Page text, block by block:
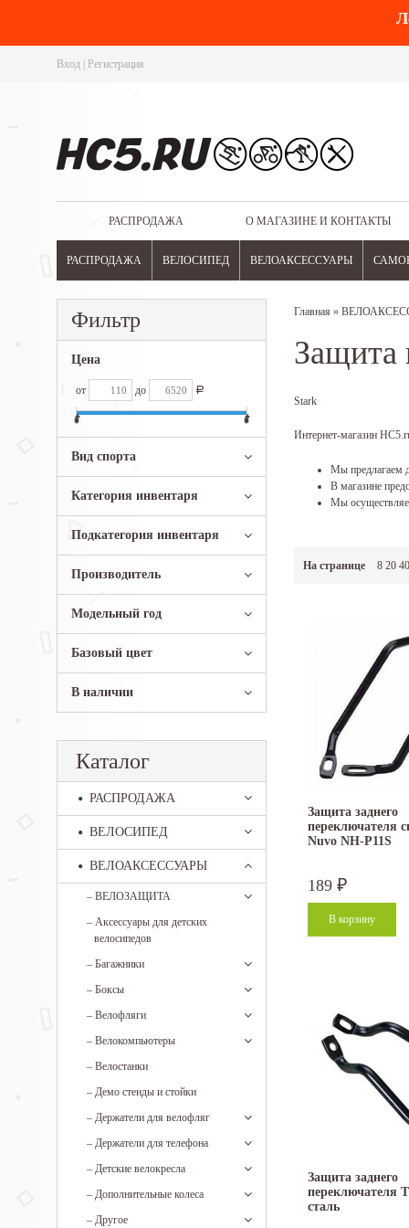
Вход Регистрация
РАСПРОДАЖА О МАГАЗИНЕ И КОНТАКТЫ
РАСПРОДАЖА ВЕЛОСИПЕД ВЕЛОАКСЕССУАРЫ
Фильтр
Цена
от до Р
Вид спорта
Категория инвентаря
Подкатегория инвентаря
Производитель
Модельный год
Базовый цвет
В наличии
Каталог
РАСПРОДАЖА
ВЕЛОСИПЕД
ВЕЛОАКСЕССУАРЫ
– ВЕЛОЗАЩИТА
– Аксессуары для детских
велосипедов
– Багажники
– Боксы
– Велофляги
– Велокомпьютеры
– Велостанки
– Демо стенды и стойки
– Держатели для велофляг
– Держатели для телефона
– Детские велокресла
– Дополнительные колеса
– Другое
Главная »
Защита
Stark
Интернет-магазин
Мы предлагаем
В магазине
Мы
На странице 8 20 40
Защита заднего
переключателя
Nuvo NH-P11S
189 ₽
Защита заднего
переключателя
сталь